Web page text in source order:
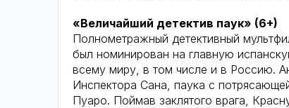
«Величайший детектив паук» (6+)
Полнометражный детективный
был номинирован на главную
всему миру, в том числе и в Россию.
Инспектора Сана, паука с
Пуаро. Поймав заклятого врага,